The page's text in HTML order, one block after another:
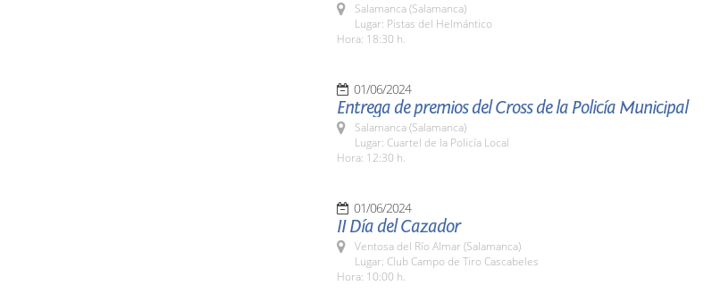
Salamanca (Salamanca)
Lugar: Pistas del Helmántico
Hora: 18:30 h.
01/06/2024
Entrega de premios del Cross de la Policía Municipal
Salamanca (Salamanca)
Lugar: Cuartel de la Policía Local
Hora: 12:30 h.
01/06/2024
II Día del Cazador
Ventosa del Río Almar (Salamanca)
Lugar: Club Campo de Tiro Cascabeles
Hora: 10:00 h.